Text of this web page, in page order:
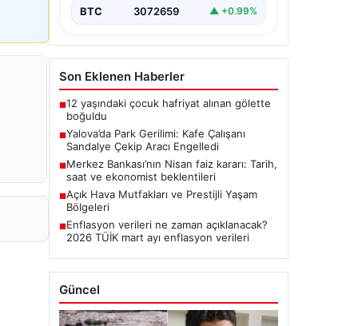
BTC 3072659 ▲ +0.99%
Son Eklenen Haberler
■12 yaşındaki çocuk hafriyat alınan gölette
boğuldu
■Yalova’da Park Gerilimi: Kafe Çalışanı
Sandalye Çekip Aracı Engelledi
■Merkez Bankası’nın Nisan faiz kararı: Tarih,
saat ve ekonomist beklentileri
■Açık Hava Mutfakları ve Prestijli Yaşam
Bölgeleri
■Enflasyon verileri ne zaman açıklanacak?
2026 TÜİK mart ayı enflasyon verileri
Güncel